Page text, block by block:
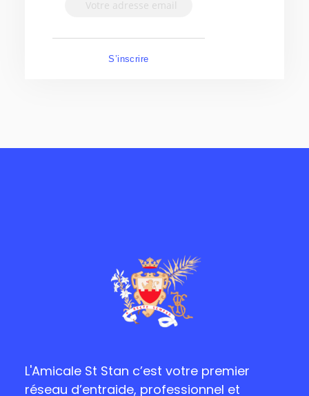
S’inscrire
L'Amicale St Stan c’est votre premier
réseau d’entraide, professionnel et